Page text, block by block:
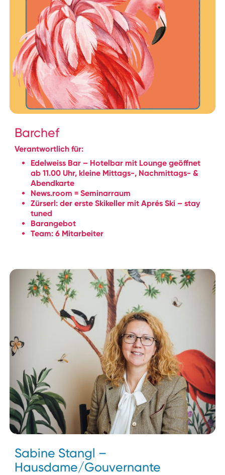
Barchef
Verantwortlich für:
Edelweiss Bar – Hotelbar mit Lounge geöffnet
ab 11.00 Uhr, kleine Mittags-, Nachmittags- &
Abendkarte
News.room = Seminarraum
Zürserl: der erste Skikeller mit Aprés Ski – stay
tuned
Barangebot
Team: 6 Mitarbeiter
Sabine Stangl –
Hausdame/Gouvernante